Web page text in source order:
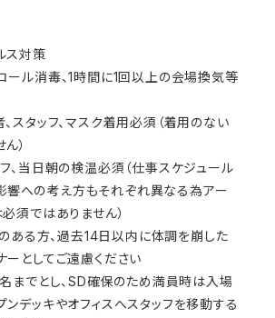
ス対策
ル消毒、1時間に1回以上の会場換気等
スタッフ、マスク着用必須（着用のない
）
、当日朝の検温必須（仕事スケジュール
響への考え方もそれぞれ異なる為アー
須ではありません）
る方、過去14日以内に体調を崩した
としてご遠慮ください
までとし、SD確保のため満員時は入場
デッキやオフィスへスタッフを移動する